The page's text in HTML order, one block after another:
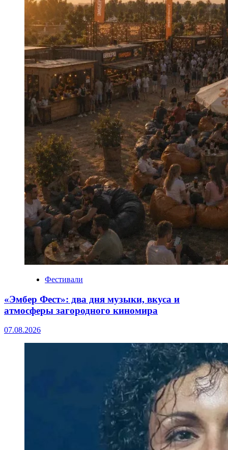
Фестивали
«Эмбер Фест»: два дня музыки, вкуса и
атмосферы загородного киномира
07.08.2026